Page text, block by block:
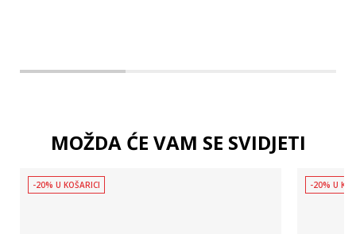
MOŽDA ĆE VAM SE SVIDJETI
-20% U KOŠARICI -20% U